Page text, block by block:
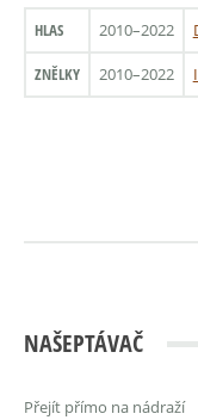
HLAS 2010–2022
ZNĚLKY 2010–2022
NAŠEPTÁVAČ
Přejít přímo na nádraží